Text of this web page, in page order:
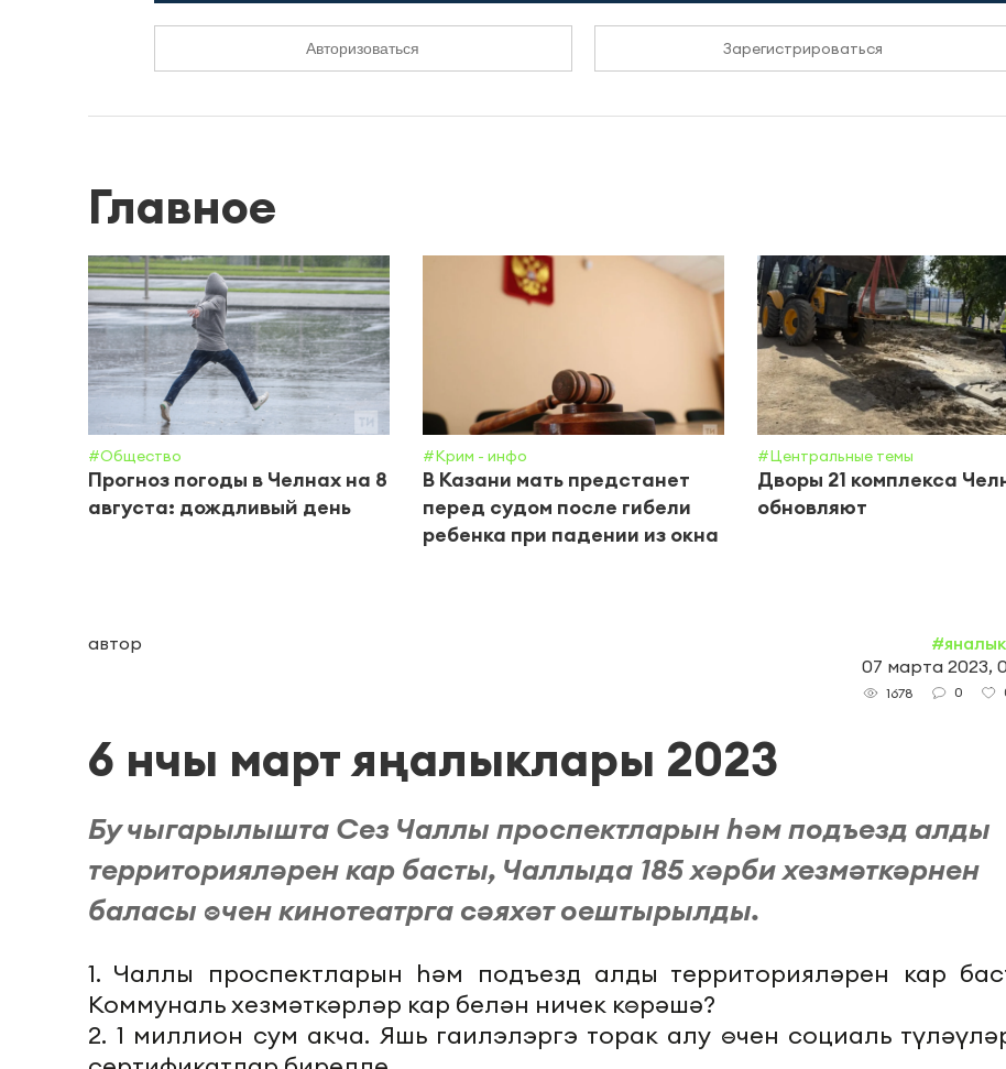
Авторизоваться Зарегистрироваться
Главное
#Общество
Прогноз погоды в Челнах на 8
августа: дождливый день
#Крим - инфо
В Казани мать предстанет
перед судом после гибели
ребенка при падении из окна
#Центральные темы
Дворы 21 комплекса
обновляют
автор
07 марта 2023,
1678 0
6 нчы март яңалыклары 2023
Бу чыгарылышта Сез Чаллы проспектларын һәм подъезд алды
территорияләрен кар басты, Чаллыда 185 хәрби хезмәткәрнен
баласы өчен кинотеатрга сәяхәт оештырылды.
1. Чаллы проспектларын һәм подъезд алды территорияләрен кар
Коммуналь хезмәткәрләр кар белән ничек көрәшә?
2. 1 миллион сум акча. Яшь гаилэлэргэ торак алу өчен социаль